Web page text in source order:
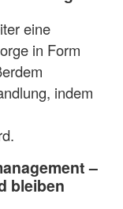
eine
in Form
indem
–
bleiben